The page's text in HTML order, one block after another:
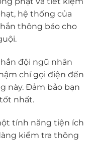
hệ thống của
thông báo cho
đội ngũ nhân
chí gọi điện đến
này. Đảm bảo bạn
nhất.
tính năng tiện ích
kiểm tra thông